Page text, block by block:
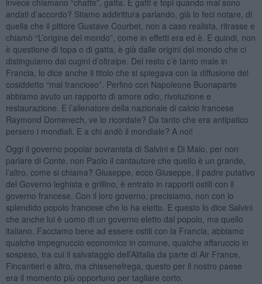
andati d’accordo? Stiamo addirittura parlando, già lo feci notare, di
quella che il pittore Gustave Courbet, non a caso realista, ritrasse e
chiamò “L’origine del mondo”, come in effetti era ed è. E quindi, non
è questione di topa o di gatta, è già dalle origini del mondo che ci
distinguiamo dai cugini d’oltralpe. Del resto c’è tanto male in
Francia, lo dice anche il titolo che si spiegava con la diffusione del
cosiddetto “mal francioso”. Perfino con Napoleone Buonaparte
abbiamo avuto un rapporto di amore odio, rivoluzione e
restaurazione. E l’allenatore della nazionale di calcio francese
Raymond Domenech, ve lo ricordate? Da tanto che era antipatico
persero i mondiali. E a chi andò il mondiale? A noi!
Oggi il governo popolar sovranista di Salvini e Di Maio, per non
parlare di Conte, non Paolo il cantautore che quello è un grande,
l’altro, come si chiama? Giuseppe, ecco Giuseppe, il padre putativo
del Governo leghista e grillino, è entrato in rapporti ostili con il
governo francese. Con il loro governo, precisiamo, non con lo
splendido popolo francese che lo ha eletto. E questo lo dice Salvini
che anche lui è uomo di un governo eletto dal popolo, ma quello
italiano. Facciamo bene ad essere ostili con la Francia, abbiamo
qualche impegnuccio economico in comune, qualche affaruccio in
sospeso, tra cui il salvataggio dell’Alitalia da parte di Air France,
Fincantieri e altro, ma chissenefrega, questo per il nostro paese
era il momento più opportuno per tagliare corto.